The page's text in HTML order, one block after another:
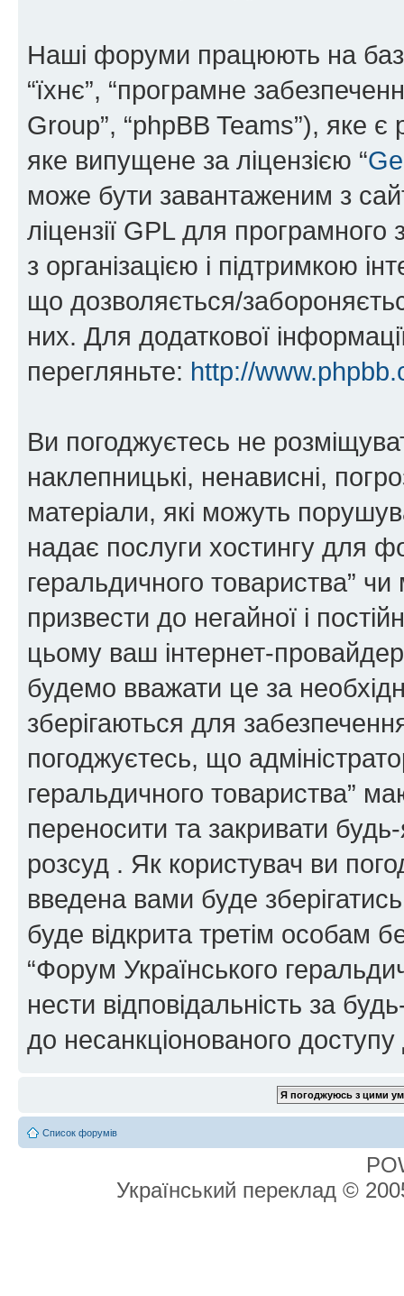
Наші форуми працюють на
“їхнє”, “програмне
Group”, “phpBB Teams”), яке
яке випущене за ліцензією “
може бути завантаженим з
ліцензії GPL для
з організацією і підтримкою
що дозволяється/
них. Для додаткової
перегляньте: http://
Ви погоджуєтесь не
наклепницькі, ненависні,
матеріали, які можуть
надає послуги хостингу для
геральдичного товариства”
призвести до негайної і
цьому ваш інтернет-
будемо вважати це за
зберігаються для
погоджуєтесь, що
геральдичного товариства”
переносити та закривати
розсуд . Як користувач ви
введена вами буде
буде відкрита третім особам
“Форум Українського
нести відповідальність за
до несанкціонованого доступу
Список форумів
Український переклад ©